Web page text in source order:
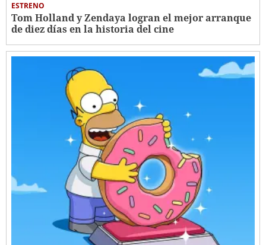
ESTRENO
Tom Holland y Zendaya logran el mejor arranque
de diez días en la historia del cine